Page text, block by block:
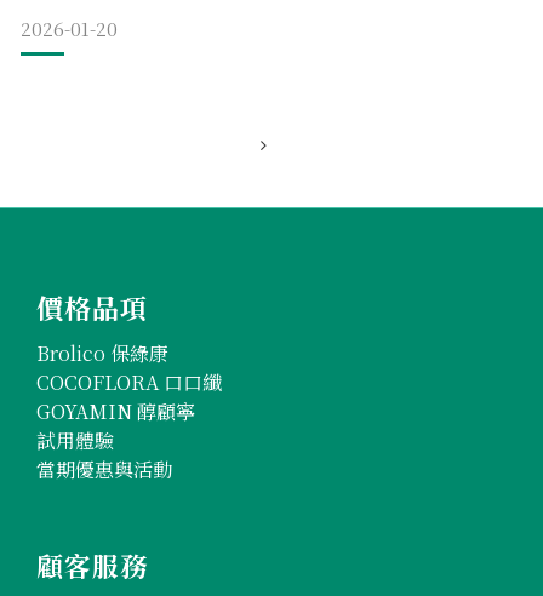
研究轉成日常飲食策略。
文章大綱一、2026最新研究揭露的抗老化關鍵機制
四、腸道健康如何影響老化速度
2026-01-20
價格品項
Brolico 保綠康
COCOFLORA 口口纖
GOYAMIN 醇顧寧
試用體驗
當期優惠與活動
顧客服務